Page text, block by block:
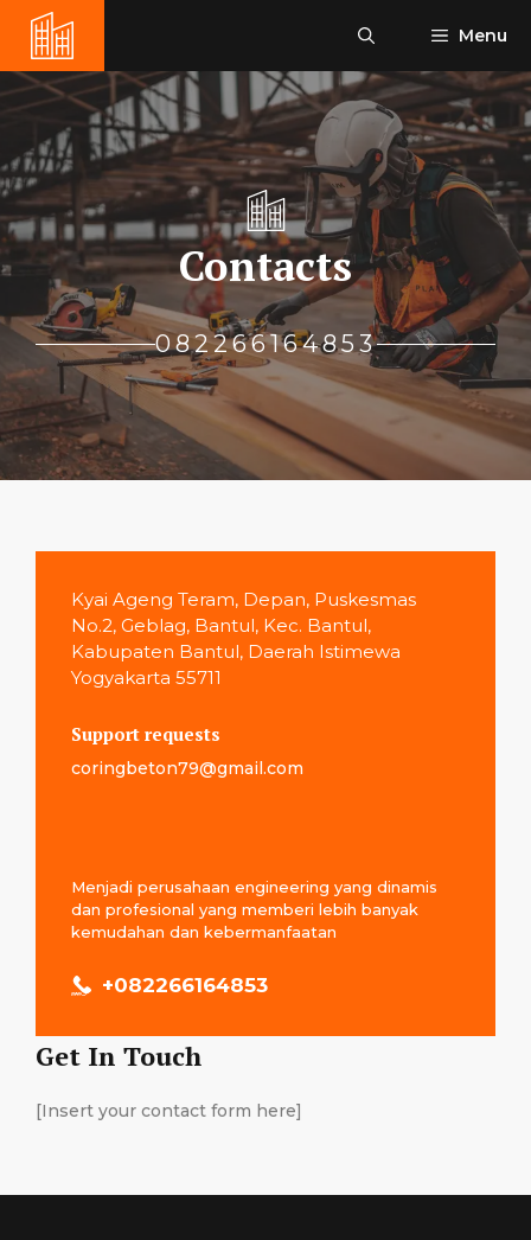
content
Menu
Contacts
082266164853
Kyai Ageng Teram, Depan, Puskesmas
No.2, Geblag, Bantul, Kec. Bantul,
Kabupaten Bantul, Daerah Istimewa
Yogyakarta 55711
Support requests
coringbeton79@gmail.com
Menjadi perusahaan engineering yang dinamis
dan profesional yang memberi lebih banyak
kemudahan dan kebermanfaatan
+082266164853
Get In Touch
[Insert your contact form here]